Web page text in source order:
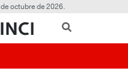
octubre de 2026.